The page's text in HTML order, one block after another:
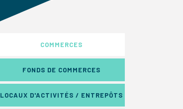
COMMERCES
FONDS DE COMMERCES
LOCAUX D'ACTIVITÉS / ENTREPÔTS